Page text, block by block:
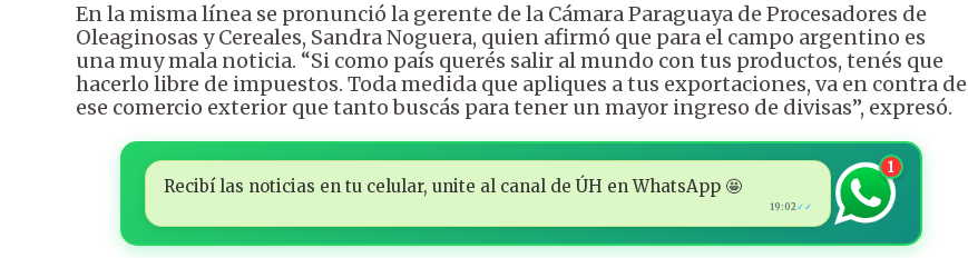
En la misma línea se pronunció la gerente de la Cámara Paraguaya de Procesadores de
Oleaginosas y Cereales, Sandra Noguera, quien afirmó que para el campo argentino es
una muy mala noticia. “Si como país querés salir al mundo con tus productos, tenés que
hacerlo libre de impuestos. Toda medida que apliques a tus exportaciones, va en contra de
ese comercio exterior que tanto buscás para tener un mayor ingreso de divisas”, expresó.
Recibí las noticias en tu celular, unite al canal de ÚH en WhatsApp 🤩
19:02✓✓
1